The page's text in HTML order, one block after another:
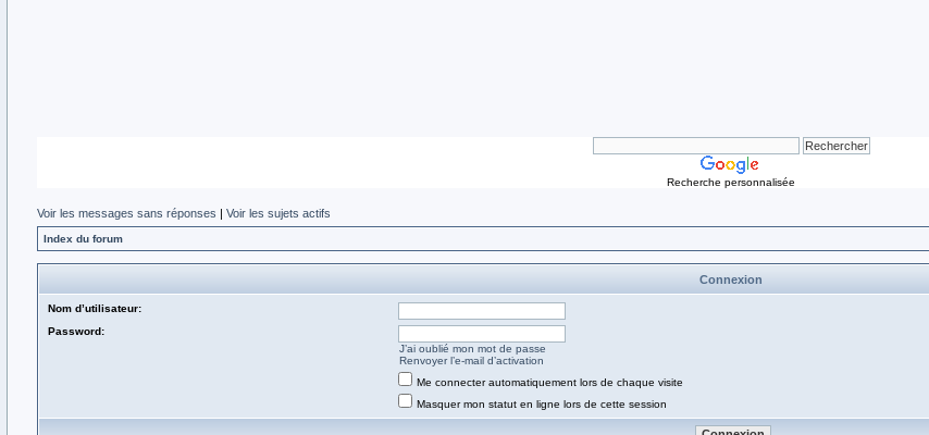
Recherche personnalisée
Voir les messages sans réponses | Voir les sujets actifs
Index du forum
Connexion
Nom d’utilisateur:
Password:
J’ai oublié mon mot de passe
Renvoyer l’e-mail d’activation
Me connecter automatiquement lors de chaque visite
Masquer mon statut en ligne lors de cette session